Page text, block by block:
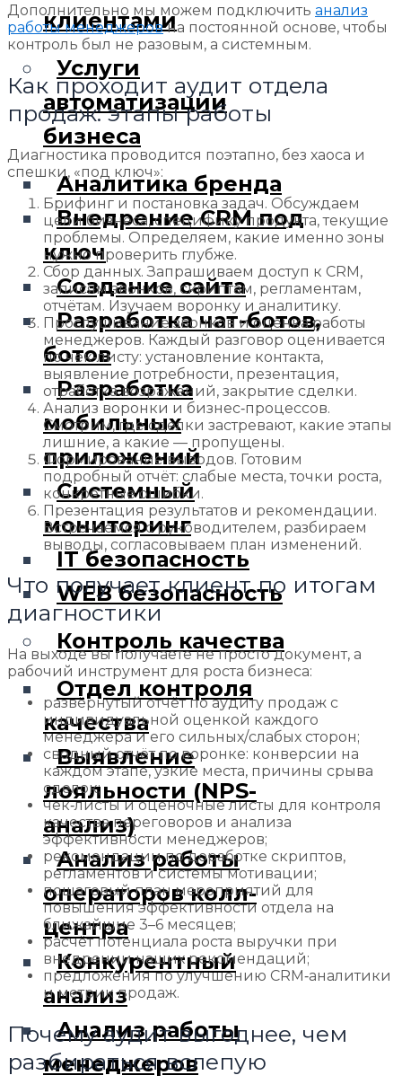
клиентами
Услуги
автоматизации
бизнеса
Аналитика бренда
Внедрение CRM под
ключ
Создание сайта
Разработка чат-ботов,
ботов
Разработка
мобильных
приложений
Системный
мониторинг
IT безопасность
WEB безопасность
Контроль качества
Отдел контроля
качества
Выявление
лояльности (NPS-
анализ)
Анализ работы
операторов колл-
центра
Конкурентный
анализ
Анализ работы
менеджеров
Дополнительно мы можем подключить анализ
работы менеджеровна постоянной основе, чтобы
контроль был не разовым, а системным.
Как проходит аудит отдела
продаж: этапы работы
Диагностика проводится поэтапно, без хаоса и
спешки, «под ключ»:
Брифинг и постановка задач. Обсуждаем
цели бизнеса, специфику продукта, текущие
проблемы. Определяем, какие именно зоны
нужно проверить глубже.
Сбор данных. Запрашиваем доступ к CRM,
записям звонков, скриптам, регламентам,
отчётам. Изучаем воронку и аналитику.
Прослушивание звонков и оценка работы
менеджеров. Каждый разговор оценивается
по чек‑листу: установление контакта,
выявление потребности, презентация,
отработка возражений, закрытие сделки.
Анализ воронки и бизнес‑процессов.
Смотрим, где сделки застревают, какие этапы
лишние, а какие — пропущены.
Формирование выводов. Готовим
подробный отчёт: слабые места, точки роста,
конкретные ошибки.
Презентация результатов и рекомендации.
Встречаемся с руководителем, разбираем
выводы, согласовываем план изменений.
Что получает клиент по итогам
диагностики
На выходе вы получаете не просто документ, а
рабочий инструмент для роста бизнеса:
развёрнутый отчёт по аудиту продаж с
индивидуальной оценкой каждого
менеджера и его сильных/слабых сторон;
сводный отчёт по воронке: конверсии на
каждом этапе, узкие места, причины срыва
сделок;
чек‑листы и оценочные листы для контроля
качества переговоров и анализа
эффективности менеджеров;
рекомендации по доработке скриптов,
регламентов и системы мотивации;
пошаговый план мероприятий для
повышения эффективности отдела на
ближайшие 3–6 месяцев;
расчёт потенциала роста выручки при
внедрении наших рекомендаций;
предложения по улучшению CRM‑аналитики
и метрик продаж.
Почему аудит выгоднее, чем
разбираться вслепую